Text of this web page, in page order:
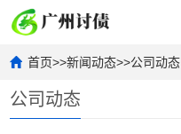
首页>>新闻动态>>公司动态
公司动态